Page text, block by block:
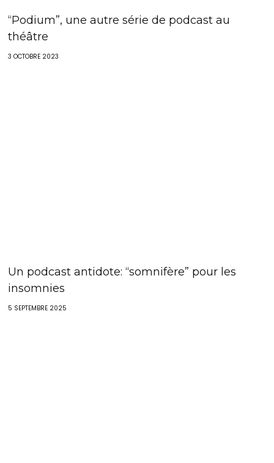
“Podium”, une autre série de podcast au
théâtre
3 OCTOBRE 2023
Un podcast antidote: “somnifère” pour les
insomnies
5 SEPTEMBRE 2025